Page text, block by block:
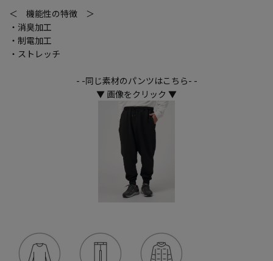
＜ 機能性の特徴 ＞
・消臭加工
・制電加工
・ストレッチ
- -同じ素材のパンツはこちら- -
▼ 画像をクリック ▼